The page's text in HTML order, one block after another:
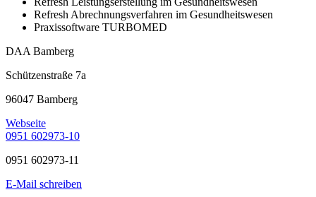
Refresh Abrechnungsverfahren im Gesundheitswesen
Praxissoftware TURBOMED
DAA Bamberg
Schützenstraße 7a
96047 Bamberg
Webseite
0951 602973-10
0951 602973-11
E-Mail schreiben